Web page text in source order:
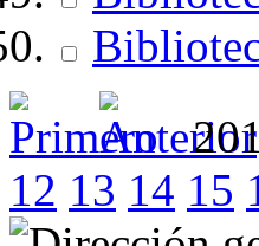
12 13 14 15